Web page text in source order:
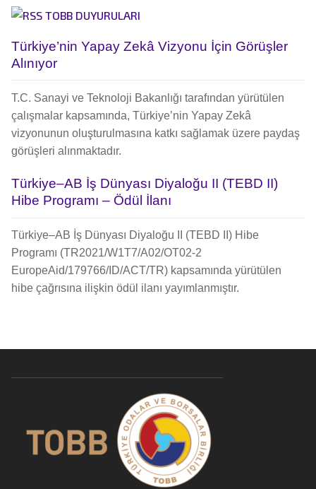
TOBB DUYURULARI
Türkiye’nin Yapay Zekâ Vizyonu İçin Görüşler
Alınıyor
T.C. Sanayi ve Teknoloji Bakanlığı tarafından yürütülen
çalışmalar kapsamında, Türkiye’nin Yapay Zekâ
vizyonunun oluşturulmasına katkı sağlamak üzere paydaş
görüşleri alınmaktadır.
Türkiye–AB İş Dünyası Diyaloğu II (TEBD II)
Hibe Programı – Ödül İlanı
Türkiye–AB İş Dünyası Diyaloğu II (TEBD II) Hibe
Programı (TR2021/W1T7/A02/OT02-2
EuropeAid/179766/ID/ACT/TR) kapsamında yürütülen
hibe çağrısına ilişkin ödül ilanı yayımlanmıştır.